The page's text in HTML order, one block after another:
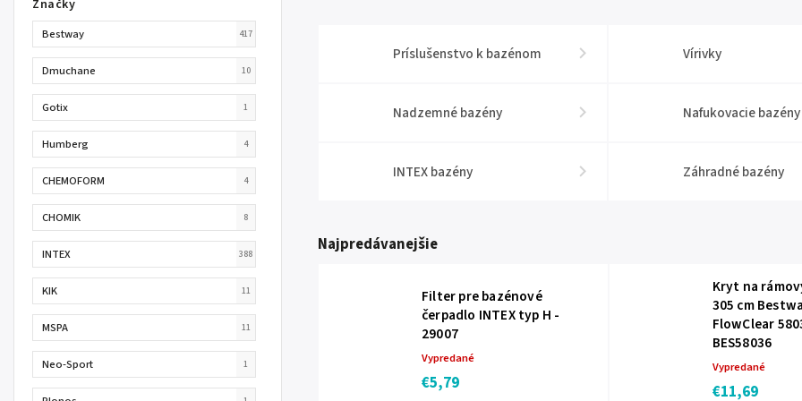
Značky
Bestway 417
Dmuchane 10
Gotix 1
Humberg 4
CHEMOFORM 4
CHOMIK 8
INTEX 388
KIK 11
MSPA 11
Neo-Sport 1
Príslušenstvo k bazénom Vírivky
Nadzemné bazény Nafukovacie bazény
INTEX bazény Záhradné bazény
Najpredávanejšie
Filter pre bazénové
čerpadlo INTEX typ H -
29007
Vypredané
€5,79
Kryt na
305 cm
FlowClear
BES58036
Vypredané
€11,69